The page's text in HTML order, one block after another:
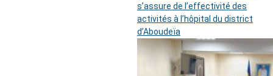
s’assure de l’effectivité des
activités à l’hôpital du district
d’Aboudeïa